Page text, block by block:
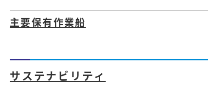
主要保有作業船
サステナビリティ